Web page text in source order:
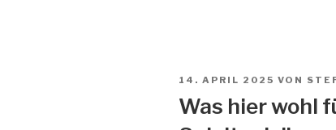
VERÖFFENTLICHT
AM
14. APRIL 2025 VON
Was hier wohl